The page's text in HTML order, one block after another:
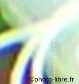
©photo-libre.fr